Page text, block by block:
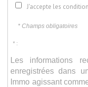
J'accepte les
* Champs obligatoires
* :
Les informations
enregistrées dans
Immo agissant